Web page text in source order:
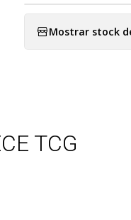
Mostrar stock
TCG